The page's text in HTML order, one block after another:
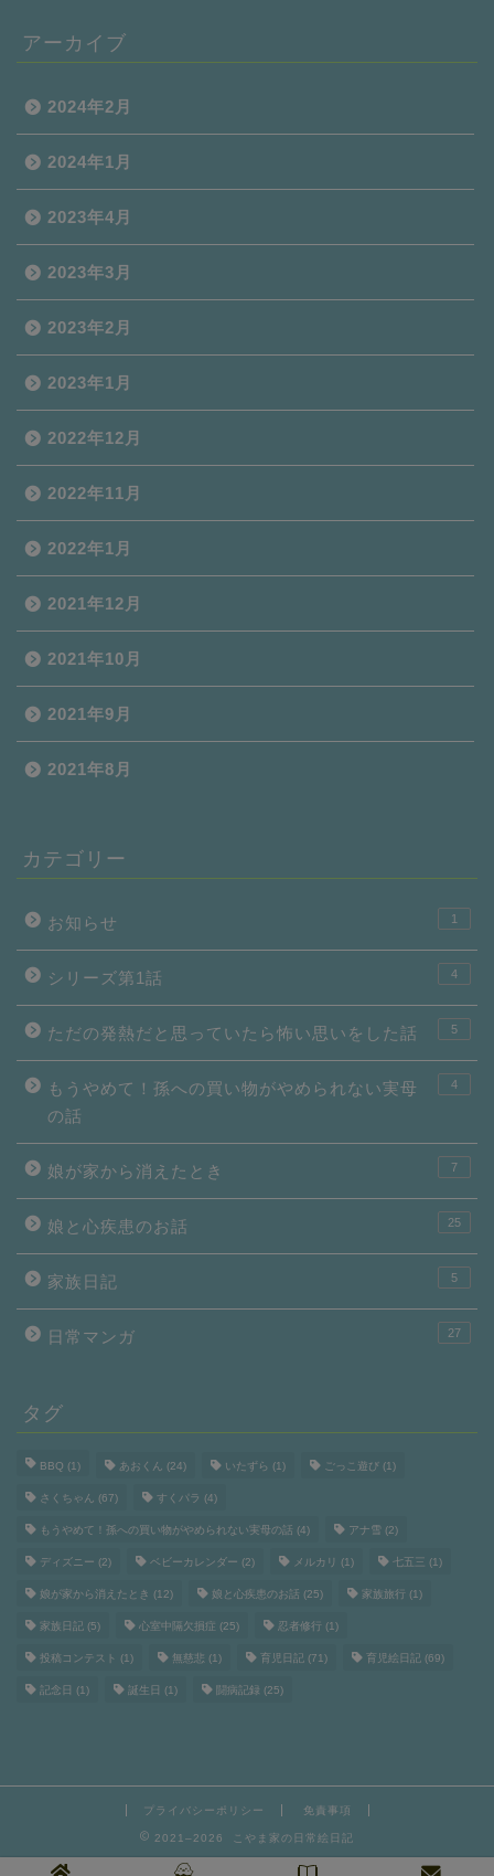
アーカイブ
2024年2月
2024年1月
2023年4月
2023年3月
2023年2月
2023年1月
2022年12月
2022年11月
2022年1月
2021年12月
2021年10月
2021年9月
2021年8月
カテゴリー
お知らせ 1
シリーズ第1話 4
ただの発熱だと思っていたら怖い思いをした話 5
もうやめて！孫への買い物がやめられない実母
の話
4
娘が家から消えたとき 7
娘と心疾患のお話 25
家族日記 5
日常マンガ 27
タグ
BBQ (1) あおくん (24) いたずら (1) ごっこ遊び (1)
さくちゃん (67) すくパラ (4)
もうやめて！孫への買い物がやめられない実母の話 (4) アナ雪 (2)
ディズニー (2) ベビーカレンダー (2) メルカリ (1) 七五三 (1)
娘が家から消えたとき (12) 娘と心疾患のお話 (25) 家族旅行 (1)
家族日記 (5) 心室中隔欠損症 (25) 忍者修行 (1)
投稿コンテスト (1) 無慈悲 (1) 育児日記 (71) 育児絵日記 (69)
記念日 (1) 誕生日 (1) 闘病記録 (25)
プライバシーポリシー 免責事項
2021–2026 こやま家の日常絵日記